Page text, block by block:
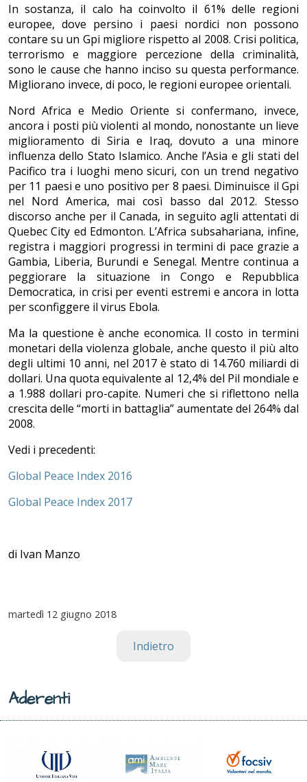
In sostanza, il calo ha coinvolto il 61% delle regioni
europee, dove persino i paesi nordici non possono
contare su un Gpi migliore rispetto al 2008. Crisi politica,
terrorismo e maggiore percezione della criminalità,
sono le cause che hanno inciso su questa performance.
Migliorano invece, di poco, le regioni europee orientali.
Nord Africa e Medio Oriente si confermano, invece,
ancora i posti più violenti al mondo, nonostante un lieve
miglioramento di Siria e Iraq, dovuto a una minore
influenza dello Stato Islamico. Anche l’Asia e gli stati del
Pacifico tra i luoghi meno sicuri, con un trend negativo
per 11 paesi e uno positivo per 8 paesi. Diminuisce il Gpi
nel Nord America, mai così basso dal 2012. Stesso
discorso anche per il Canada, in seguito agli attentati di
Quebec City ed Edmonton. L’Africa subsahariana, infine,
registra i maggiori progressi in termini di pace grazie a
Gambia, Liberia, Burundi e Senegal. Mentre continua a
peggiorare la situazione in Congo e Repubblica
Democratica, in crisi per eventi estremi e ancora in lotta
per sconfiggere il virus Ebola.
Ma la questione è anche economica. Il costo in termini
monetari della violenza globale, anche questo il più alto
degli ultimi 10 anni, nel 2017 è stato di 14.760 miliardi di
dollari. Una quota equivalente al 12,4% del Pil mondiale e
a 1.988 dollari pro-capite. Numeri che si riflettono nella
crescita delle “morti in battaglia” aumentate del 264% dal
2008.
Vedi i precedenti:
Global Peace Index 2016
Global Peace Index 2017
di Ivan Manzo
martedì 12 giugno 2018
Indietro
Aderenti